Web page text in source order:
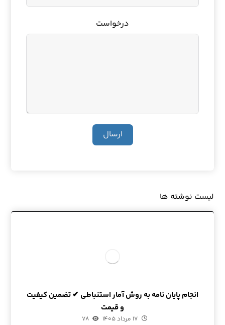
درخواست
ارسال
لیست نوشته ها
انجام پایان نامه به روش آمار استنباطی ✔ تضمین کیفیت
و قیمت
۱۷ مرداد ۱۴۰۵ ۷۸